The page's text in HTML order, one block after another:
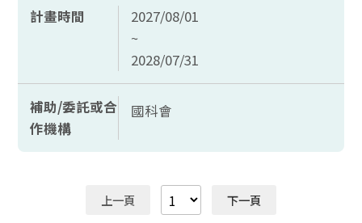
計畫時間
2027/08/01
~
2028/07/31
補助/委託或合
作機構
國科會
上一頁 下一頁